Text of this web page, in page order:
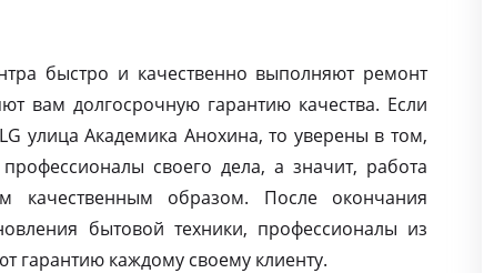
быстро и качественно выполняют ремонт
вам долгосрочную гарантию качества. Если
улица Академика Анохина, то уверены в том,
своего дела, а значит, работа
качественным образом. После окончания
бытовой техники, профессионалы из
гарантию каждому своему клиенту.